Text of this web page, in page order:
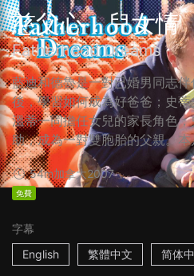
慈父心．兒女情
Fatherhood Dreams
藍迪和德魯是一對已婚男同志
後，學習如何成為好爸爸；史
溫蒂一同擔任女兒的家長角色
助，成為一對雙胞胎的父親。
54m加拿大2007
免費
字幕
English
繁體中文 简体